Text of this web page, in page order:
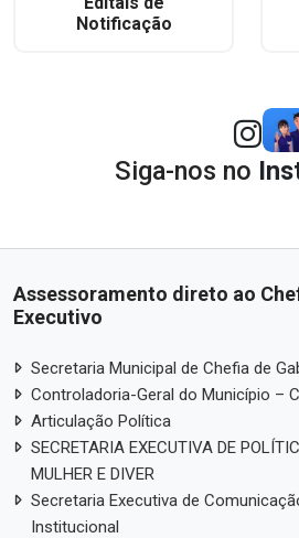
Notificação
Siga-nos no
Assessoramento direto ao
Executivo
Secretaria Municipal de Chefia de
Controladoria-Geral do Município –
Articulação Política
SECRETARIA EXECUTIVA DE
MULHER E DIVER
Secretaria Executiva de
Institucional